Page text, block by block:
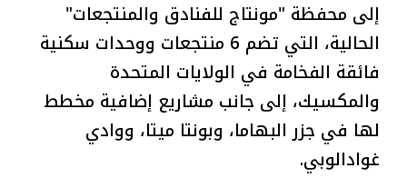
إلى محفظة "مونتاج للفنادق والمنتجعات"
الحالية، التي تضم 6 منتجعات ووحدات سكنية
فائقة الفخامة في الولايات المتحدة
والمكسيك، إلى جانب مشاريع إضافية مخطط
لها في جزر البهاما، وبونتا ميتا، ووادي
غوادالوبي.